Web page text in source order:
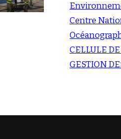
Centre
CELLULE
GESTION